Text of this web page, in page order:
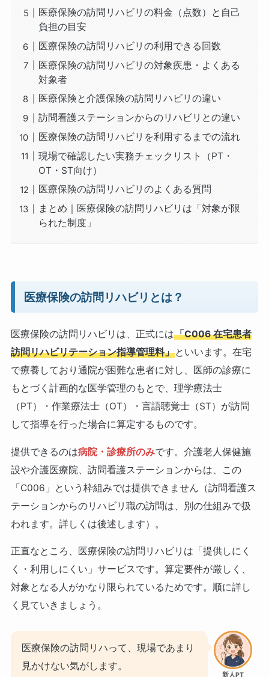
医療保険の訪問リハビリの料金（点数）と自己
負担の目安
医療保険の訪問リハビリの利用できる回数
医療保険の訪問リハビリの対象疾患・よくある
対象者
医療保険と介護保険の訪問リハビリの違い
訪問看護ステーションからのリハビリとの違い
医療保険の訪問リハビリを利用するまでの流れ
現場で確認したい実務チェックリスト（PT・
OT・ST向け）
医療保険の訪問リハビリのよくある質問
まとめ｜医療保険の訪問リハビリは「対象が限
られた制度」
医療保険の訪問リハビリとは？
医療保険の訪問リハビリは、正式には「C006 在宅患者
訪問リハビリテーション指導管理料」といいます。在宅
で療養しており通院が困難な患者に対し、医師の診療に
もとづく計画的な医学管理のもとで、理学療法士
（PT）・作業療法士（OT）・言語聴覚士（ST）が訪問
して指導を行った場合に算定するものです。
提供できるのは病院・診療所のみです。介護老人保健施
設や介護医療院、訪問看護ステーションからは、この
「C006」という枠組みでは提供できません（訪問看護ス
テーションからのリハビリ職の訪問は、別の仕組みで扱
われます。詳しくは後述します）。
正直なところ、医療保険の訪問リハビリは「提供しにく
く・利用しにくい」サービスです。算定要件が厳しく、
対象となる人がかなり限られているためです。順に詳し
く見ていきましょう。
新人PT
医療保険の訪問リハって、現場であまり
見かけない気がします。